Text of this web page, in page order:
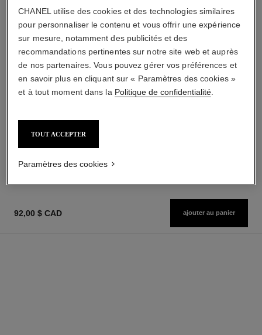
Réf. 168710
AJOUTER AU PANIER
92,00 $ CAD ajouter au panier
CHANEL utilise des cookies et des technologies similaires
pour personnaliser le contenu et vous offrir une expérience
sur mesure, notamment des publicités et des
recommandations pertinentes sur notre site web et auprès
de nos partenaires. Vous pouvez gérer vos préférences et
en savoir plus en cliquant sur « Paramètres des cookies »
et à tout moment dans la Politique de confidentialité.
TOUT ACCEPTER
Paramètres des cookies